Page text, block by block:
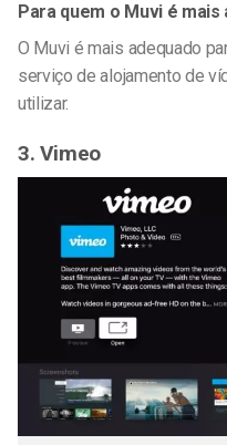
Para quem o Muvi é mais
O Muvi é mais adequado
serviço de alojamento de
utilizar.
3. Vimeo